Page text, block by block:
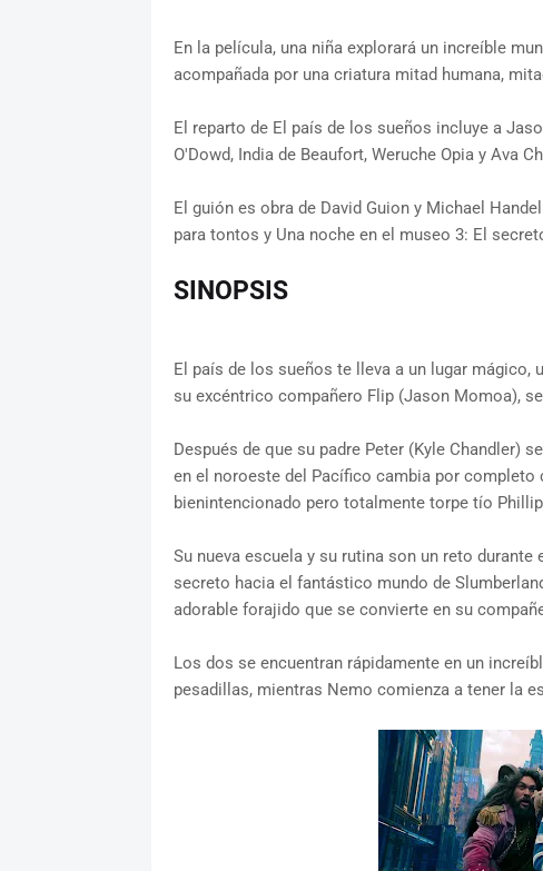
En la película, una niña explorará un increíble
acompañada por una criatura mitad humana,
El reparto de El país de los sueños incluye a
O'Dowd, India de Beaufort, Weruche Opia y Ava
El guión es obra de David Guion y Michael
para tontos y Una noche en el museo 3: El
SINOPSIS
El país de los sueños te lleva a un lugar mágico,
su excéntrico compañero Flip (Jason Momoa),
Después de que su padre Peter (Kyle Chandler)
en el noroeste del Pacífico cambia por completo
bienintencionado pero totalmente torpe tío
Su nueva escuela y su rutina son un reto
secreto hacia el fantástico mundo de
adorable forajido que se convierte en su
Los dos se encuentran rápidamente en un
pesadillas, mientras Nemo comienza a tener la